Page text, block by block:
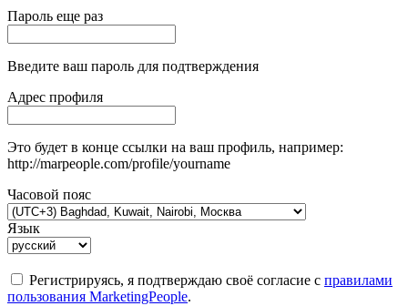
Пароль еще раз
Введите ваш пароль для подтверждения
Адрес профиля
Это будет в конце ссылки на ваш профиль, например:
http://marpeople.com/profile/yourname
Часовой пояс
Язык
Регистрируясь, я подтверждаю своё согласие с правилами
пользования MarketingPeople.